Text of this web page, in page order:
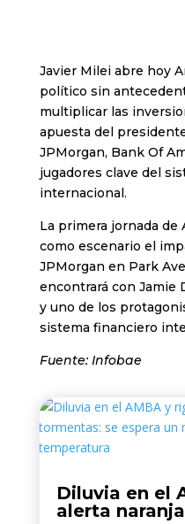
Javier Milei abre hoy
político sin
multiplicar las
apuesta del
JPMorgan, Bank Of
jugadores clave del
internacional.
La primera jornada
como escenario el
JPMorgan en Park
encontrará con Jamie
y uno de los
sistema financiero
Fuente: Infobae
Diluvia en el
alerta